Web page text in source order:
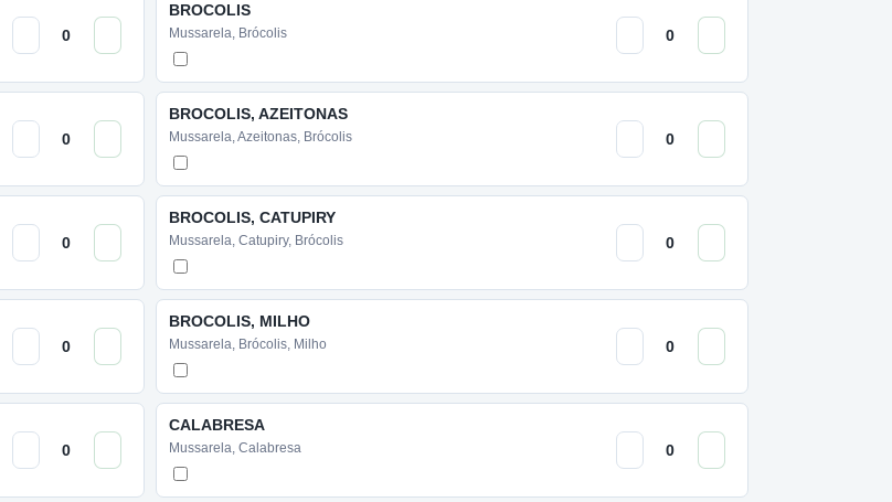
BROCOLIS
Mussarela, Brócolis
BROCOLIS, AZEITONAS
Mussarela, Azeitonas, Brócolis
BROCOLIS, CATUPIRY
Mussarela, Catupiry, Brócolis
BROCOLIS, MILHO
Mussarela, Brócolis, Milho
CALABRESA
Mussarela, Calabresa